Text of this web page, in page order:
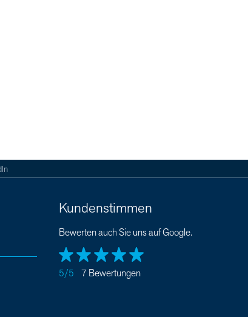
Kundenstimmen
Bewerten auch Sie uns auf Google.
5/5 7 Bewertungen